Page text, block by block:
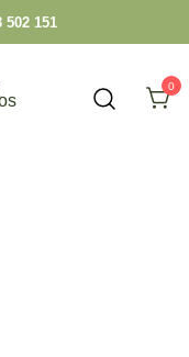
502 151
0